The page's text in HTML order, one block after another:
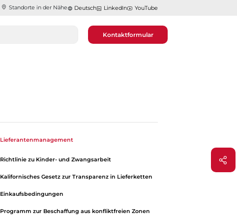
Standorte in der Nähe​​​​​​​ Deutsch LinkedIn YouTube
Kontaktformular
Lieferantenmanagement
Richtlinie zu Kinder- und Zwangsarbeit
Kalifornisches Gesetz zur Transparenz in Lieferketten
Einkaufsbedingungen
Programm zur Beschaffung aus konfliktfreien Zonen